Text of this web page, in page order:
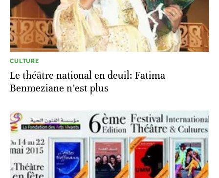
CULTURE
Le théâtre national en deuil: Fatima
Benmeziane n’est plus